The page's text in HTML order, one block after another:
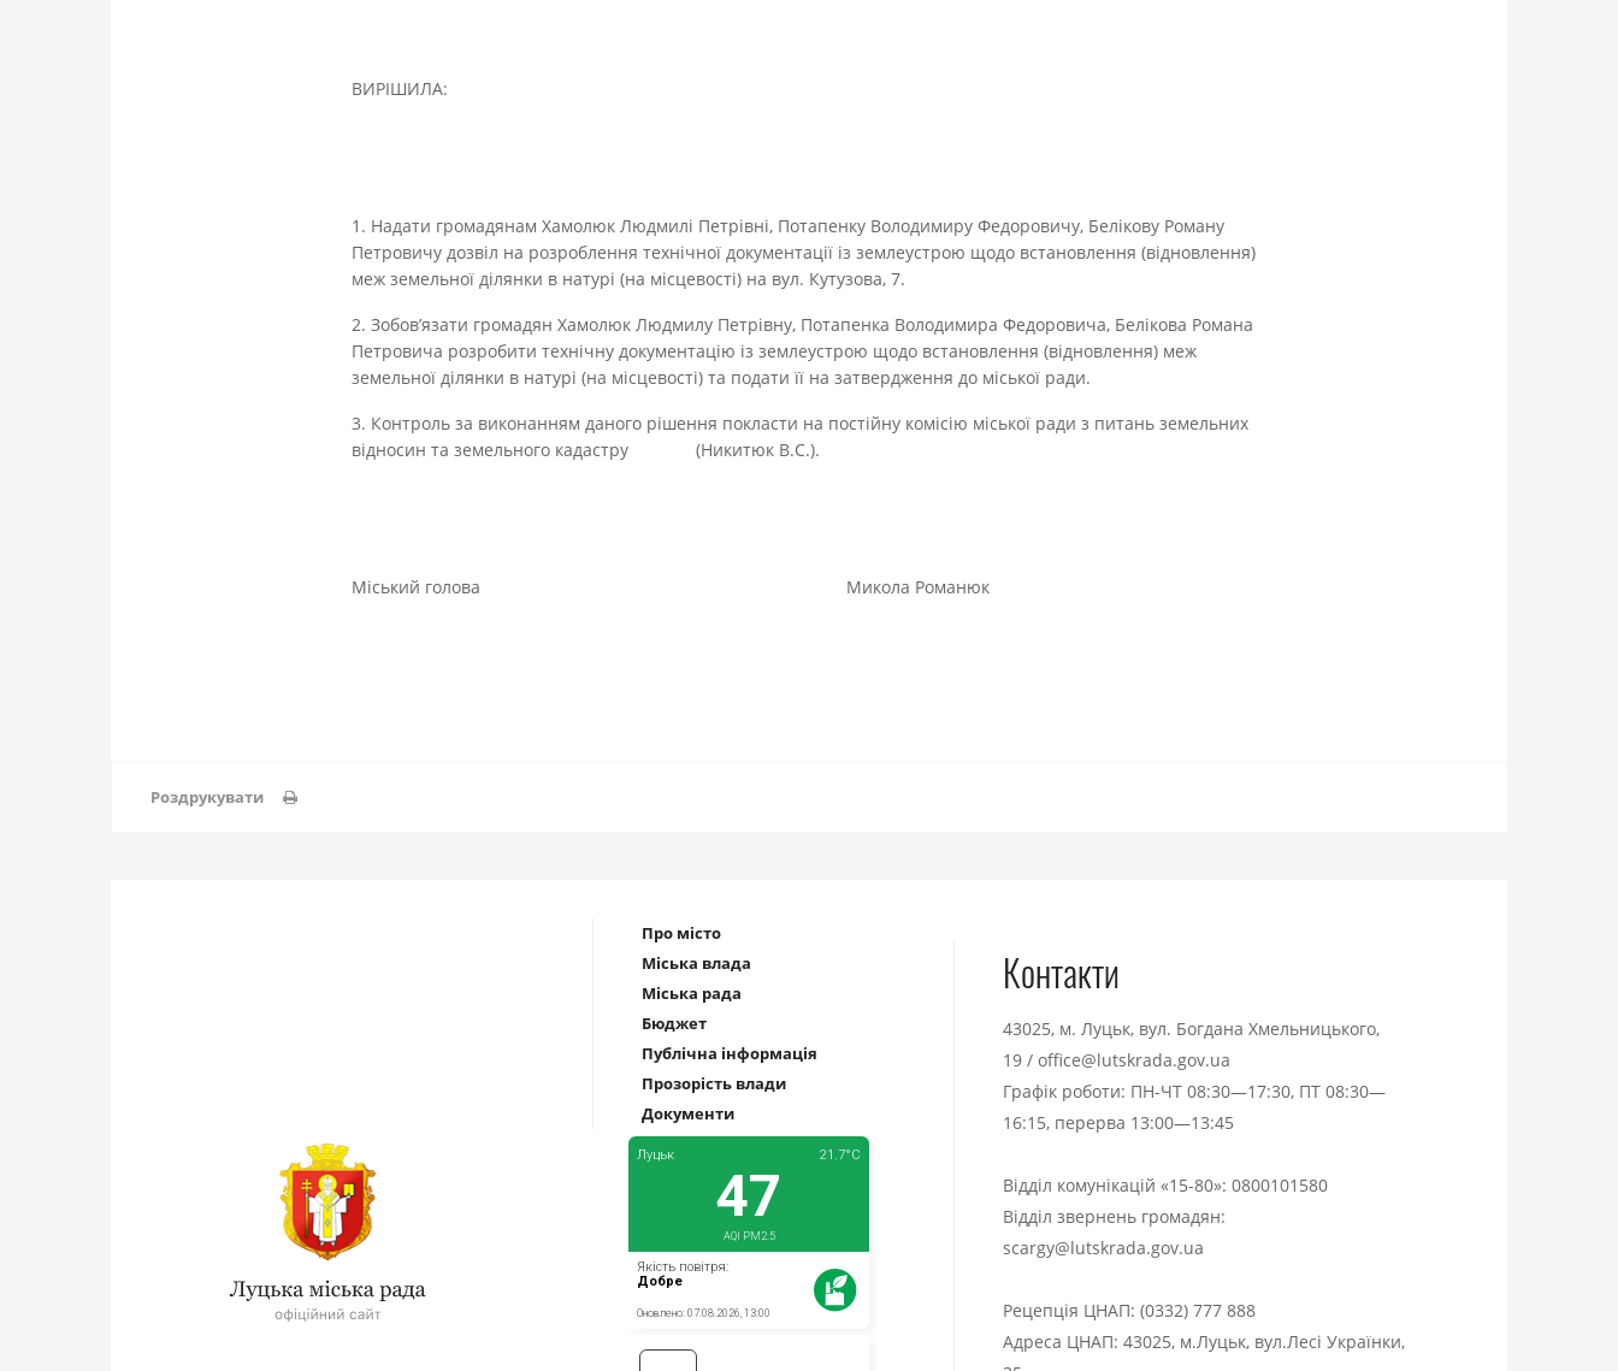
ВИРІШИЛА:
1. Надати громадянам Хамолюк Людмилі Петрівні, Потапенку Володимиру Федоровичу, Белікову Роману
Петровичу дозвіл на розроблення технічної документації із землеустрою щодо встановлення (відновлення)
меж земельної ділянки в натурі (на місцевості) на вул. Кутузова, 7.
2. Зобов’язати громадян Хамолюк Людмилу Петрівну, Потапенка Володимира Федоровича, Белікова Романа
Петровича розробити технічну документацію із землеустрою щодо встановлення (відновлення) меж
земельної ділянки в натурі (на місцевості) та подати її на затвердження до міської ради.
3. Контроль за виконанням даного рішення покласти на постійну комісію міської ради з питань земельних
відносин та земельного кадастру (Никитюк В.С.).
Міський голова Микола Романюк
Роздрукувати
Про місто
Міська влада
Міська рада
Бюджет
Публічна інформація
Прозорість влади
Документи
Контакти
43025, м. Луцьк, вул. Богдана Хмельницького,
19 / office@lutskrada.gov.ua
Графік роботи: ПН-ЧТ 08:30—17:30, ПТ 08:30—
16:15, перерва 13:00—13:45
Відділ комунікацій «15-80»: 0800101580
Відділ звернень громадян:
scargy@lutskrada.gov.ua
Рецепція ЦНАП: (0332) 777 888
Адреса ЦНАП: 43025, м.Луцьк, вул.Лесі Українки,